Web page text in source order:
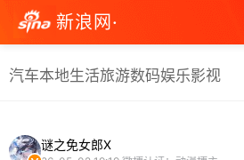
新浪网·
汽车本地生活旅游数码娱乐影视
谜之免女郎X